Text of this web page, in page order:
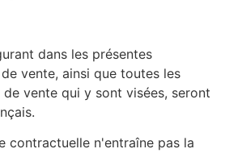
dans les présentes
vente, ainsi que toutes les
de vente qui y sont visées, seront
contractuelle n'entraîne pas la